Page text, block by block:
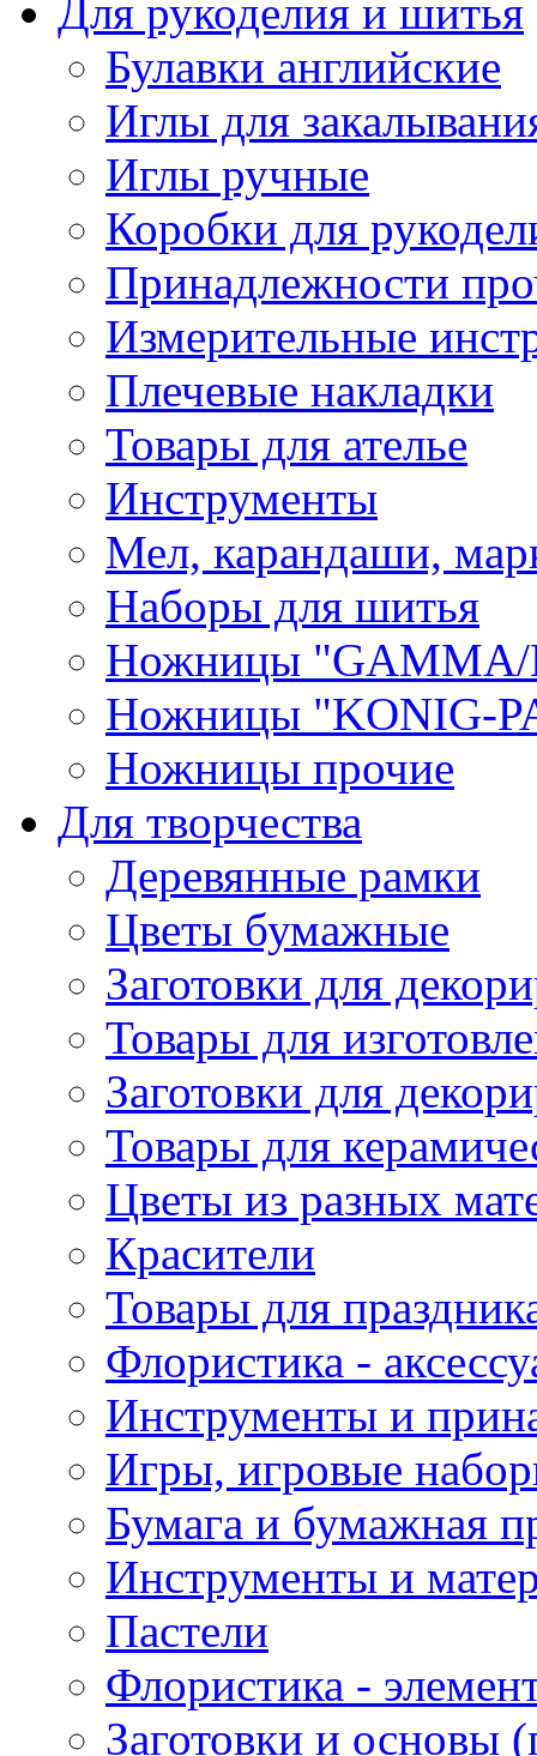
Для рукоделия и шитья
Булавки английские
Иглы для
Иглы ручные
Коробки для
Принадлежности
Измерительные
Плечевые накладки
Товары для ателье
Инструменты
Мел, карандаши,
Наборы для шитья
Ножницы "GAMMA/
Ножницы "KONIG-
Ножницы прочие
Для творчества
Деревянные рамки
Цветы бумажные
Заготовки для
Товары для
Заготовки для
Товары для
Цветы из разных
Красители
Товары для
Флористика -
Инструменты и
Игры, игровые
Бумага и бумажная
Инструменты и
Пастели
Флористика -
Заготовки и основы